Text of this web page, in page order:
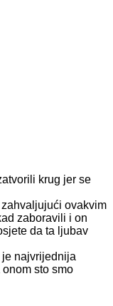
krug jer se
ovakvim
zaboravili i on
da ta ljubav
je najvrijednija
sto smo